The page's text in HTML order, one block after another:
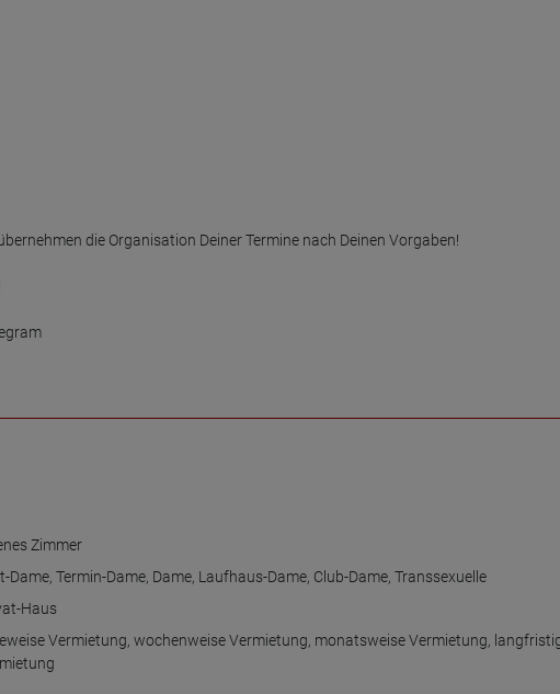
die Organisation Deiner Termine nach Deinen Vorgaben!
Zimmer
Dame,Termin-Dame, Dame, Laufhaus-Dame, Club-Dame,Transsexuelle
Haus
Vermietung,wochenweise Vermietung, monatsweise Vermietung,